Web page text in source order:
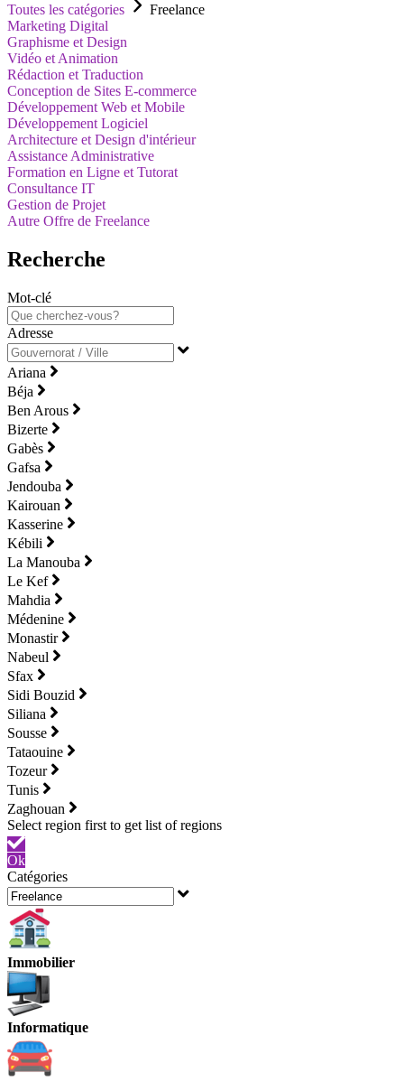
Toutes les catégories
Freelance
Marketing Digital
Graphisme et Design
Vidéo et Animation
Rédaction et Traduction
Conception de Sites E-commerce
Développement Web et Mobile
Développement Logiciel
Architecture et Design d'intérieur
Assistance Administrative
Formation en Ligne et Tutorat
Consultance IT
Gestion de Projet
Autre Offre de Freelance
Recherche
Mot-clé
Adresse
Ariana
Béja
Ben Arous
Bizerte
Gabès
Gafsa
Jendouba
Kairouan
Kasserine
Kébili
La Manouba
Le Kef
Mahdia
Médenine
Monastir
Nabeul
Sfax
Sidi Bouzid
Siliana
Sousse
Tataouine
Tozeur
Tunis
Zaghouan
Ok
Catégories
Immobilier
Informatique